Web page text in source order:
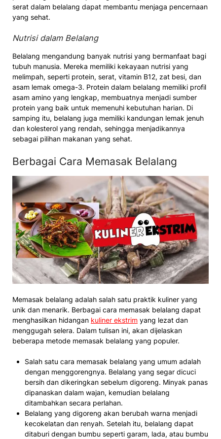
serat dalam belalang dapat membantu menjaga pencernaan
yang sehat.
Nutrisi dalam Belalang
Belalang mengandung banyak nutrisi yang bermanfaat bagi
tubuh manusia. Mereka memiliki kekayaan nutrisi yang
melimpah, seperti protein, serat, vitamin B12, zat besi, dan
asam lemak omega-3. Protein dalam belalang memiliki profil
asam amino yang lengkap, membuatnya menjadi sumber
protein yang baik untuk memenuhi kebutuhan harian. Di
samping itu, belalang juga memiliki kandungan lemak jenuh
dan kolesterol yang rendah, sehingga menjadikannya
sebagai pilihan makanan yang sehat.
Berbagai Cara Memasak Belalang
Memasak belalang adalah salah satu praktik kuliner yang
unik dan menarik. Berbagai cara memasak belalang dapat
menghasilkan hidangan kuliner ekstrim yang lezat dan
menggugah selera. Dalam tulisan ini, akan dijelaskan
beberapa metode memasak belalang yang populer.
Salah satu cara memasak belalang yang umum adalah
dengan menggorengnya. Belalang yang segar dicuci
bersih dan dikeringkan sebelum digoreng. Minyak panas
dipanaskan dalam wajan, kemudian belalang
ditambahkan secara perlahan.
Belalang yang digoreng akan berubah warna menjadi
kecokelatan dan renyah. Setelah itu, belalang dapat
ditaburi dengan bumbu seperti garam, lada, atau bumbu